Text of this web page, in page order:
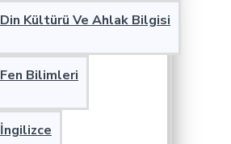
Din Kültürü Ve Ahlak Bilgisi
Fen Bilimleri
İngilizce